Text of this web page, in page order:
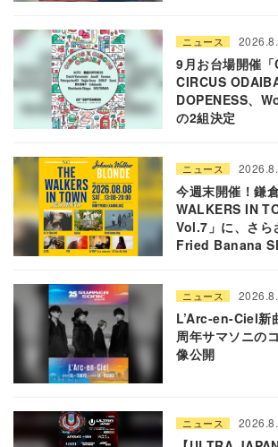
ニュース
9月お台場開催
CIRCUS
DOPENESS、
の2組決定
ニュース
今週末開催！鎌
WALKERS IN
Vol.7」に、さら
Fried Banana
ニュース
L’Arc-en-Ciel新
周年サマソニの
像公開
ニュース